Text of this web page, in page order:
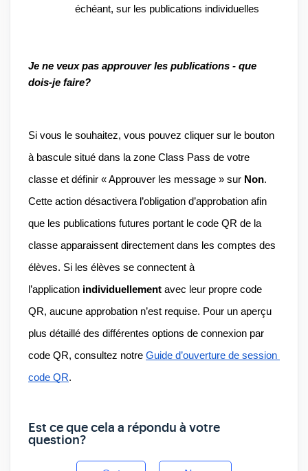
échéant, sur les publications individuelles
Je ne veux pas approuver les publications - que
dois-je faire?
Si vous le souhaitez, vous pouvez cliquer sur le bouton
à bascule situé dans la zone Class Pass de votre
classe et définir « Approuver les message » sur Non.
Cette action désactivera l’obligation d’approbation afin
que les publications futures portant le code QR de la
classe apparaissent directement dans les comptes des
élèves. Si les élèves se connectent à
l’application individuellement avec leur propre code
QR, aucune approbation n’est requise. Pour un aperçu
plus détaillé des différentes options de connexion par
code QR, consultez notre Guide d’ouverture de session
code QR.
Est ce que cela a répondu à votre
question?